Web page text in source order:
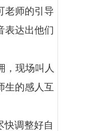
老师的引导
表达出他们
，现场叫人
生的感人互
快调整好自